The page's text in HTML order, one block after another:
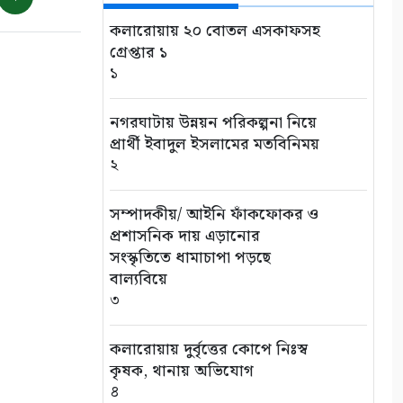
৭১২ মেট্রিক টন কাঁচা মরিচ
৮
৭ আগস্ট: ন্যাশনাল লাইটহাউস
ডে-সমুদ্রপথের নীরব পথপ্রদর্শক
৯
শ্যামনগরে সিএনআরএসের
জলবায়ু সহনশীলতা বিষয়ক প্রকল্প
সভা
১০
কলারোয়ায় ২০ বোতল এসকাফসহ
গ্রেপ্তার ১
১
নগরঘাটায় উন্নয়ন পরিকল্পনা নিয়ে
প্রার্থী ইবাদুল ইসলামের মতবিনিময়
২
সম্পাদকীয়/ আইনি ফাঁকফোকর ও
প্রশাসনিক দায় এড়ানোর
সংস্কৃতিতে ধামাচাপা পড়ছে
বাল্যবিয়ে
৩
কলারোয়ায় দুর্বৃত্তের কোপে নিঃস্ব
কৃষক, থানায় অভিযোগ
৪